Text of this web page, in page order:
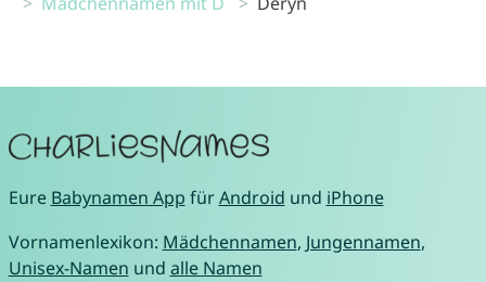
Eure Babynamen App fürAndroid und iPhone
Vornamenlexikon: Mädchennamen, Jungennamen,
Unisex-Namen und alle Namen